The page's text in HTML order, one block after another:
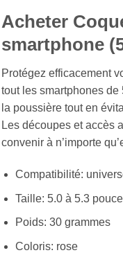
Acheter
smartphone
Protégez efficacement
tout les smartphones
la poussière tout en
Les découpes et accès
convenir à n’importe
Compatibilité:
Taille: 5.0 à 5.3
Poids: 30 grammes
Coloris: rose